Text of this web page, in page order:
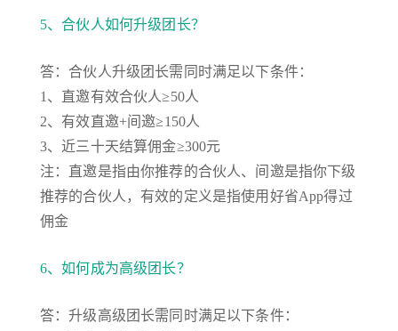
5、合伙人如何升级团长？
答：合伙人升级团长需同时满足以下条件：
1、直邀有效合伙人≥50人
2、有效直邀+间邀≥150人
3、近三十天结算佣金≥300元
注：直邀是指由你推荐的合伙人、间邀是指你下级
推荐的合伙人，有效的定义是指使用好省App得过
佣金
6、如何成为高级团长？
答：升级高级团长需同时满足以下条件：